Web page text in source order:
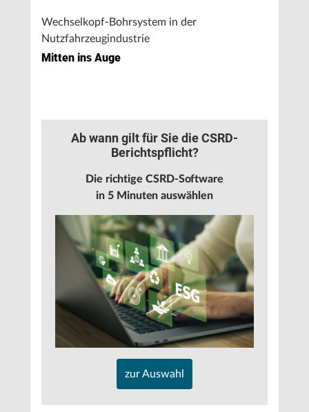
Wechselkopf-Bohrsystem in der
Nutzfahrzeugindustrie
Mitten ins Auge
Ab wann gilt für Sie die CSRD-
Berichtspflicht?
Die richtige CSRD-Software
in 5 Minuten auswählen
zur Auswahl